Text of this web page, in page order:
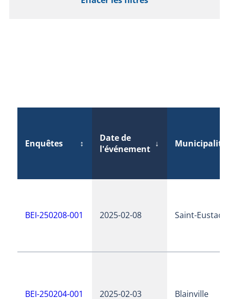
Enquêtes ↕
Date de
l'événement ↓ Municipalité
BEI-250208-001 2025-02-08 Saint-
BEI-250204-001 2025-02-03 Blainville